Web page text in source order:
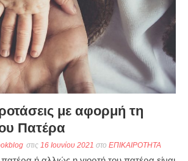
με αφορμή τη
Πατέρα
στις 16 Ιουνίου 2021 στο ΕΠΙΚΑΙΡΟΤΗΤΑ